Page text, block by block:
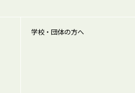
学校・団体の方へ